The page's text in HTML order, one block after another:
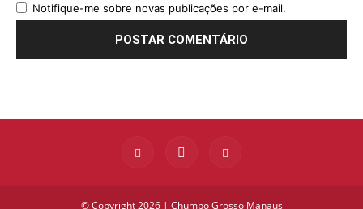
Notifique-me sobre novas publicações por e-mail.
© Copyright 2026 | Chumbo Grosso Manaus